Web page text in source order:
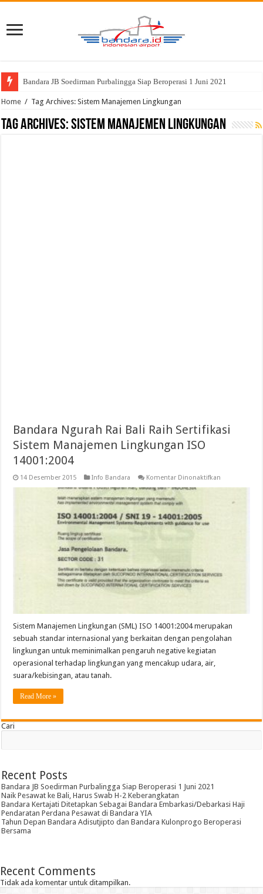
Bandara JB Soedirman Purbalingga Siap Beroperasi 1 Juni 2021
Home / Tag Archives: Sistem Manajemen Lingkungan
Tag Archives:Sistem Manajemen Lingkungan
Bandara Ngurah Rai Bali Raih Sertifikasi
Sistem Manajemen Lingkungan ISO
14001:2004
14 Desember 2015 Info Bandara Komentar Dinonaktifkan
Sistem Manajemen Lingkungan (SML) ISO 14001:2004 merupakan
sebuah standar internasional yang berkaitan dengan pengolahan
lingkungan untuk meminimalkan pengaruh negative kegiatan
operasional terhadap lingkungan yang mencakup udara, air,
suara/kebisingan, atau tanah.
Read More »
Cari
Recent Posts
Bandara JB Soedirman Purbalingga Siap Beroperasi 1 Juni 2021
Naik Pesawat ke Bali, Harus Swab H-2 Keberangkatan
Bandara Kertajati Ditetapkan Sebagai Bandara Embarkasi/Debarkasi Haji
Pendaratan Perdana Pesawat di Bandara YIA
Tahun Depan Bandara Adisutjipto dan Bandara Kulonprogo Beroperasi
Bersama
Recent Comments
Tidak ada komentar untuk ditampilkan.